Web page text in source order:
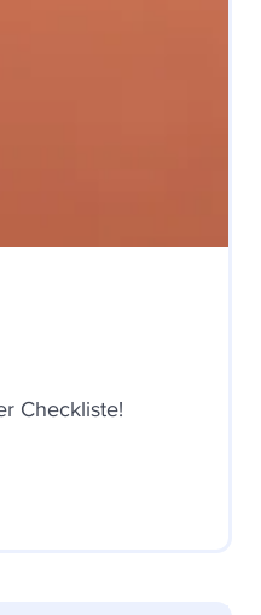
Checkliste!